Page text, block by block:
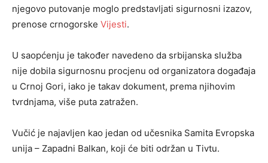
njegovo putovanje moglo predstavljati sigurnosni izazov,
prenose crnogorske Vijesti.
U saopćenju je također navedeno da srbijanska služba
nije dobila sigurnosnu procjenu od organizatora događaja
u Crnoj Gori, iako je takav dokument, prema njihovim
tvrdnjama, više puta zatražen.
Vučić je najavljen kao jedan od učesnika Samita Evropska
unija – Zapadni Balkan, koji će biti održan u Tivtu.